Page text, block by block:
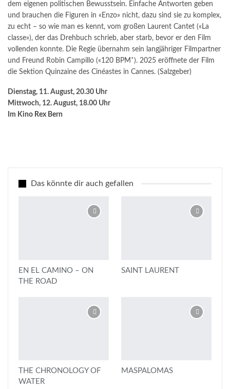
dem eigenen politischen Bewusstsein. Einfache Antworten geben
und brauchen die Figuren in «Enzo» nicht, dazu sind sie zu komplex,
zu echt – so wie man es kennt, vom großen Laurent Cantet («La
classe»), der das Drehbuch schrieb, aber starb, bevor er den Film
vollenden konnte. Die Regie übernahm sein langjähriger Filmpartner
und Freund Robin Campillo («120 BPM˚). 2025 eröffnete der Film
die Sektion Quinzaine des Cinéastes in Cannes. (Salzgeber)
Dienstag, 11. August, 20.30 Uhr
Mittwoch, 12. August, 18.00 Uhr
Im Kino Rex Bern
Das könnte dir auch gefallen
EN EL CAMINO – ON
THE ROAD
SAINT LAURENT
THE CHRONOLOGY OF
WATER
MASPALOMAS